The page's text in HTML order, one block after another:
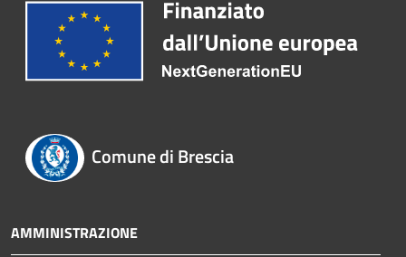
Comune di Brescia
AMMINISTRAZIONE